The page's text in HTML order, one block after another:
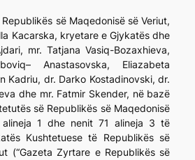
së Maqedonisë së Veriut,
Kacarska, kryetare e Gjykatës dhe
mr. Tatjana Vasiq-Bozaxhieva,
Anastasovska, Eliazabeta
Kadriu, dr. Darko Kostadinovski, dr.
dhe mr. Fatmir Skender, në bazë
së Republikës së Maqedonisë
1 dhe nenit 71 alineja 3 të
Kushtetuese të Republikës së
(“Gazeta Zyrtare e Republikës së